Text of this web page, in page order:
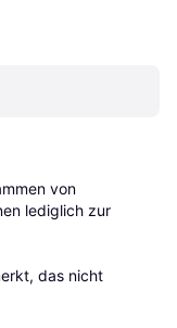
von
lediglich zur
das nicht